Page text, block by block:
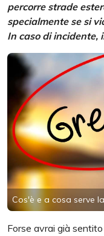
percorre strade
specialmente se si
In caso di incidente,
Cos'è e a cosa serve
Forse avrai già